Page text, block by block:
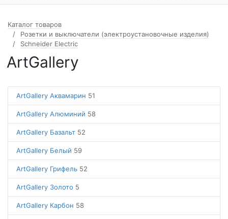
Каталог товаров
Розетки и выключатели (электроустановочные изделия)
Schneider Electric
ArtGallery
ArtGallery Аквамарин 51
ArtGallery Алюминий 58
ArtGallery Базальт 52
ArtGallery Белый 59
ArtGallery Грифель 52
ArtGallery Золото 5
ArtGallery Карбон 58